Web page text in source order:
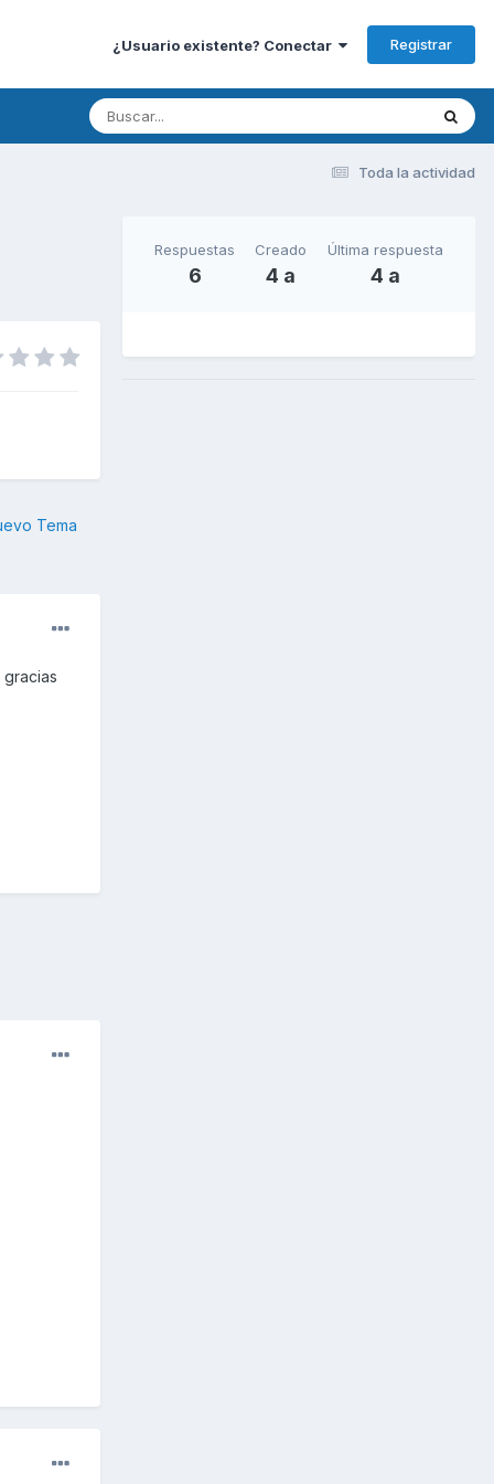
¿Usuario existente? Conectar Registrar
Toda la actividad
Tema
Respuestas
6
Creado
4 a
Última respuesta
4 a